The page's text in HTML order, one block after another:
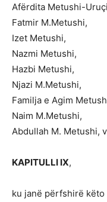
Afërdita Metushi-
Fatmir M.Metushi,
Izet Metushi,
Nazmi Metushi,
Hazbi Metushi,
Njazi M.Metushi,
Familja e Agim
Naim M.Metushi,
Abdullah M. Metushi,
KAPITULLI IX,
ku janë përfshirë